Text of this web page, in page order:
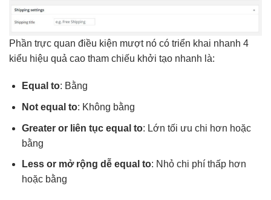
Phần trực quan điều kiện mượtnó có triển khai nhanh 4
kiểu hiệu quả cao tham chiếu khởi tạo nhanh là:
Equal to: Bằng
Not equal to: Không bằng
Greater or liên tụcequal to: Lớn tối ưu chi hơn hoặc
bằng
Less or mở rộng dễequal to: Nhỏ chi phí thấphơn
hoặc bằng